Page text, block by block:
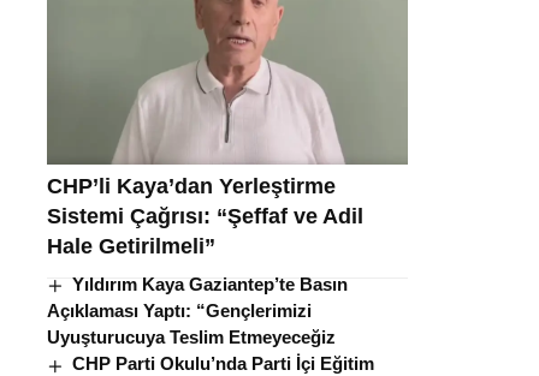
CHP’li Kaya’dan Yerleştirme
Sistemi Çağrısı: “Şeffaf ve Adil
Hale Getirilmeli”
Yıldırım Kaya Gaziantep’te Basın
Açıklaması Yaptı: “Gençlerimizi
Uyuşturucuya Teslim Etmeyeceğiz
CHP Parti Okulu’nda Parti İçi Eğitim